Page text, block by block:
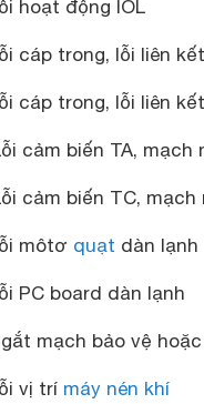
hoạt động IOL
cáp trong, lỗi liên
cáp trong, lỗi liên
cảm biến TA,
cảm biến TC,
môtơ quạt dàn lạnh
PC board dàn lạnh
mạch bảo vệ
vị trí máy nén khí